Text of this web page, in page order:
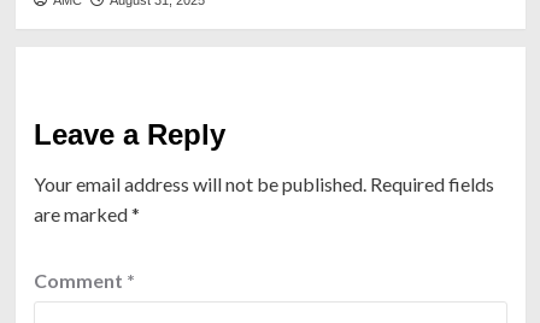
Leave a Reply
Your email address will not be published. Required fields
are marked*
Comment *